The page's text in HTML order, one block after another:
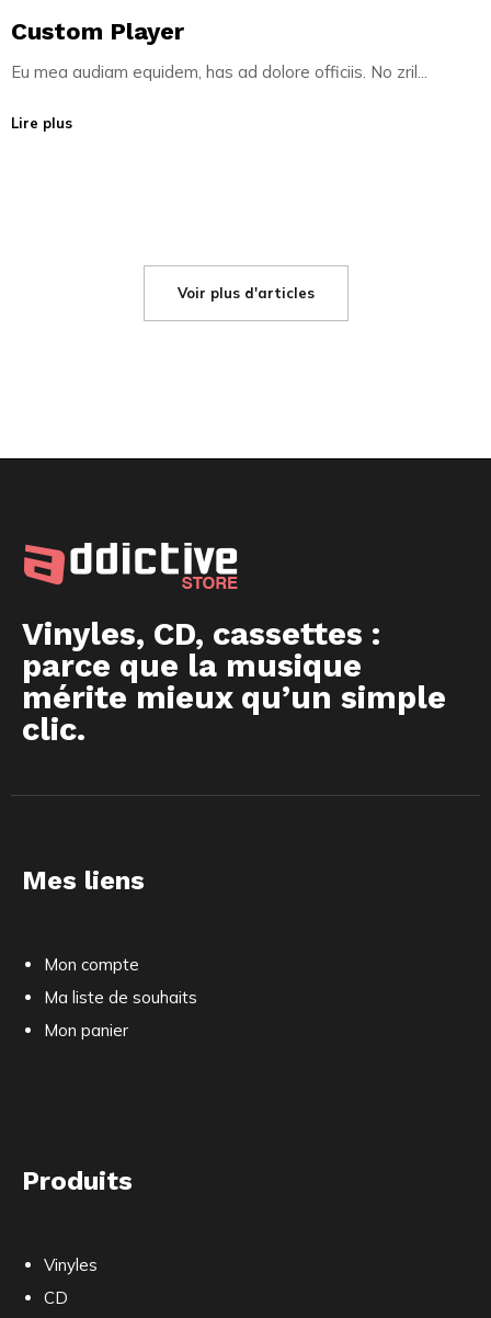
Custom Player
Eu mea audiam equidem, has ad dolore officiis. No zril...
Lire plus
Voir plus d'articles
Vinyles, CD, cassettes :
parce que la musique
mérite mieux qu’un simple
clic.
Mes liens
Mon compte
Ma liste de souhaits
Mon panier
Produits
Vinyles
CD